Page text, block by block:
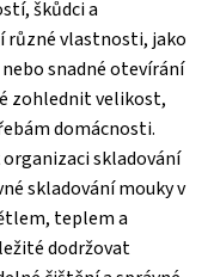
škůdci a
různé vlastnosti, jako
snadné otevírání
zohlednit velikost,
domácnosti.
skladování
skladování mouky v
teplem a
dodržovat